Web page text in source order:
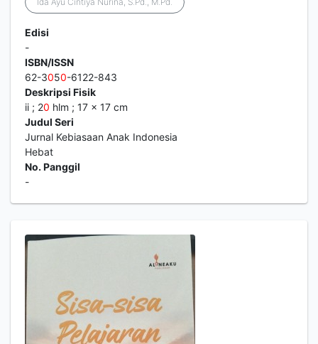
Edisi
-
ISBN/ISSN
62-3050-6122-843
Deskripsi Fisik
ii ; 20 hlm ; 17 x 17 cm
Judul Seri
Jurnal Kebiasaan Anak Indonesia
Hebat
No. Panggil
-